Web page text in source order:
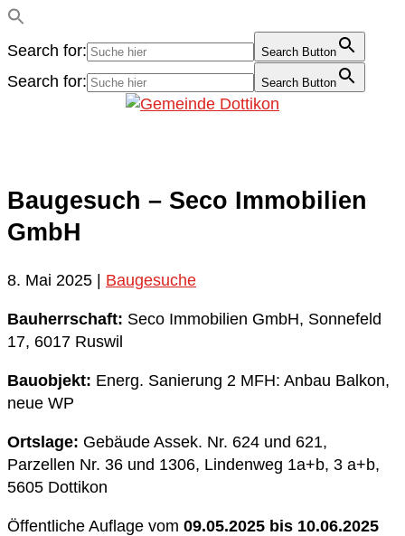
Search for: Search Button
Search for: Search Button
Baugesuch – Seco Immobilien
GmbH
8. Mai 2025 | Baugesuche
Bauherrschaft: Seco Immobilien GmbH, Sonnefeld
17, 6017 Ruswil
Bauobjekt: Energ. Sanierung 2 MFH: Anbau Balkon,
neue WP
Ortslage: Gebäude Assek. Nr. 624 und 621,
Parzellen Nr. 36 und 1306, Lindenweg 1a+b, 3 a+b,
5605 Dottikon
Öffentliche Auflage vom 09.05.2025 bis 10.06.2025